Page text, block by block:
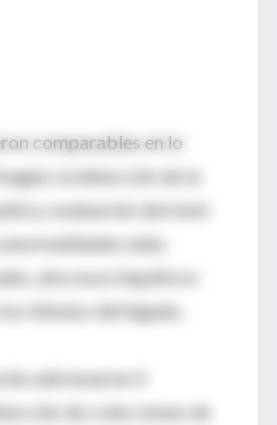
comparables en lo
la detección de la
evaluación del nivel
tales
abscesos hepáticos
lóbulos del hígado.
adicional en 4
de colecciones de